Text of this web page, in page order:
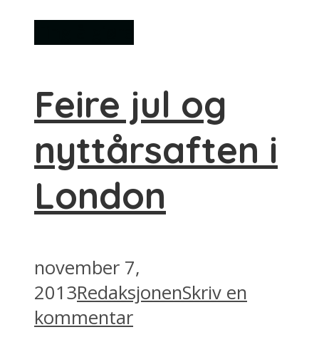
Feire jul og
nyttårsaften i
London
november 7,
2013RedaksjonenSkriv en
kommentar